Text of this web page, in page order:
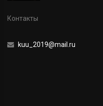
Контакты
kuu_2019@mail.ru